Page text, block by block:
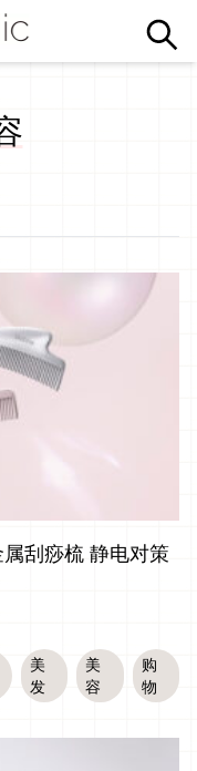
刮痧梳 静电对策
美
发
美
容
购
物